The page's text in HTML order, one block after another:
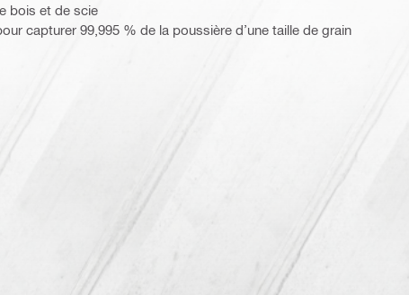
bois et de scie
capturer 99,995 % de la poussière d’une taille de grain